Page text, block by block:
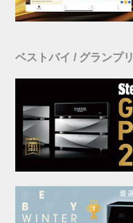
ベストバイ / グランプリ